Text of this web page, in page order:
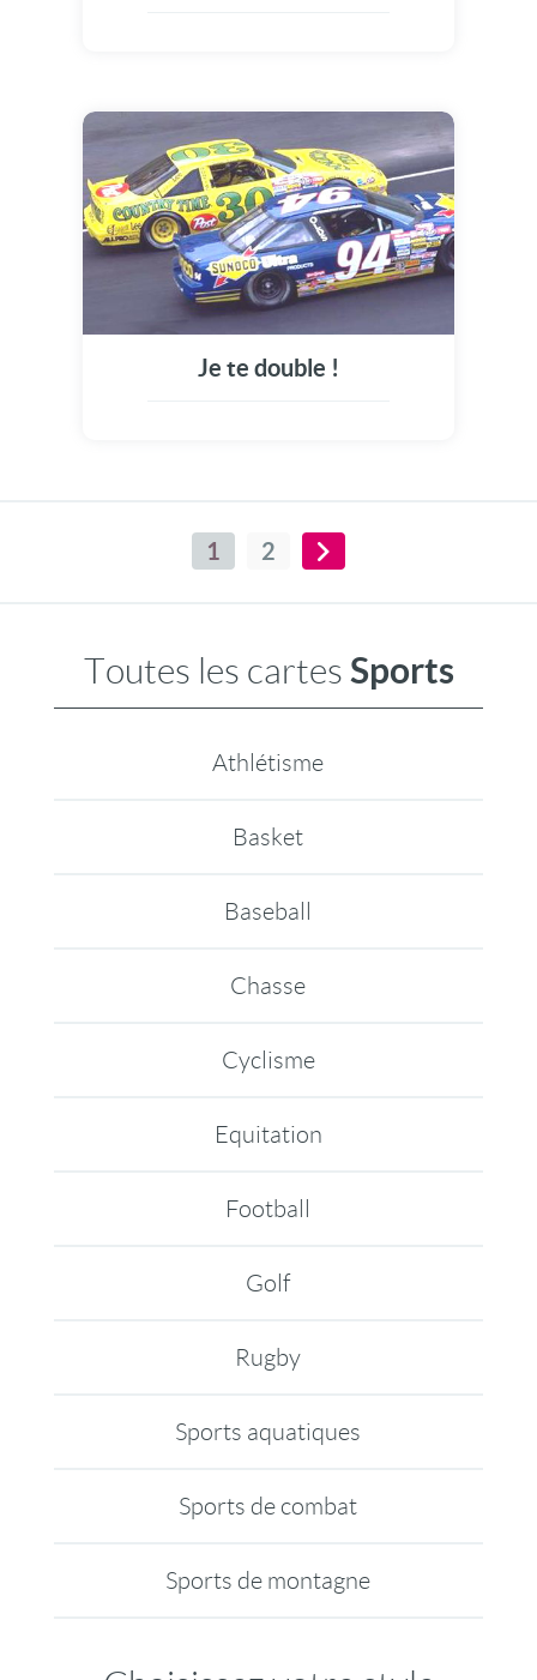
Je te double !
1 2
Toutes les cartes Sports
Athlétisme
Basket
Baseball
Chasse
Cyclisme
Equitation
Football
Golf
Rugby
Sports aquatiques
Sports de combat
Sports de montagne